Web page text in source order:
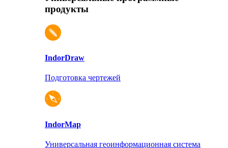
продукты
IndorDraw
Подготовка чертежей
IndorMap
Универсальная геоинформационная система